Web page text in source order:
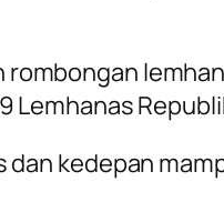
Lemhanas
kedepan